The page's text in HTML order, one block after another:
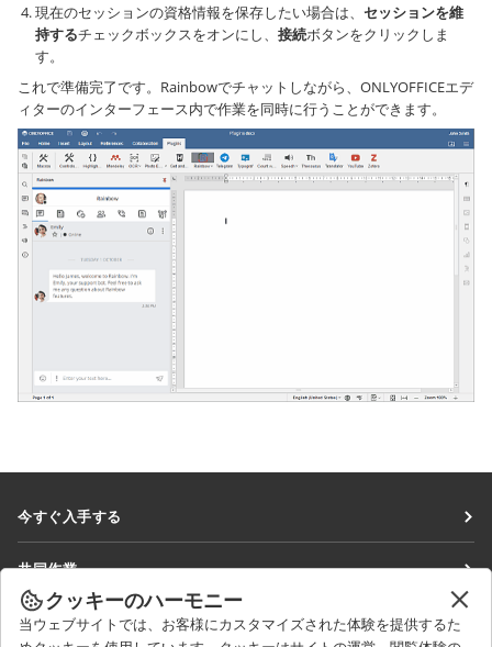
現在のセッションの資格情報を保存したい場合は、 セッションを維
持するチェックボックスをオンにし、 接続ボタンをクリックしま
す。
これで準備完了です。Rainbowでチャットしながら、ONLYOFFICEエデ
ィターのインターフェース内で作業を同時に行うことができます。
今すぐ入手する
DocSpace
Workspace
共同作業
貢献者向け
翻訳者向け
ニュースを見る
クッキーのハーモニー
当ウェブサイトでは、お客様にカスタマイズされた体験を提供するた